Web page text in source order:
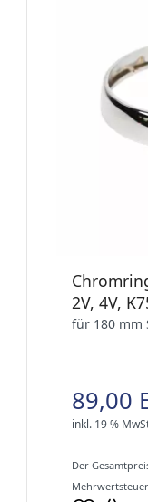
2V, 4V,
für 180 mm
89,00
inkl. 19 %
Der